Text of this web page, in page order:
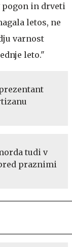
in drveti
letos, ne
varnost
leto."
tudi v
praznimi